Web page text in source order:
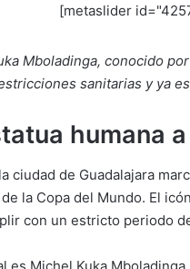
[metaslider
Mboladinga, conocido
sanitarias y ya
humana
ciudad de Guadalajara
la Copa del Mundo. El
con un estricto periodo